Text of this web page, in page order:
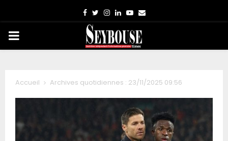
Facebook
TwitterInstagram
LinkedinYoutube
Email
PRIMARY
Accueil Archives quotidiennes : 23/11/2025 09:56